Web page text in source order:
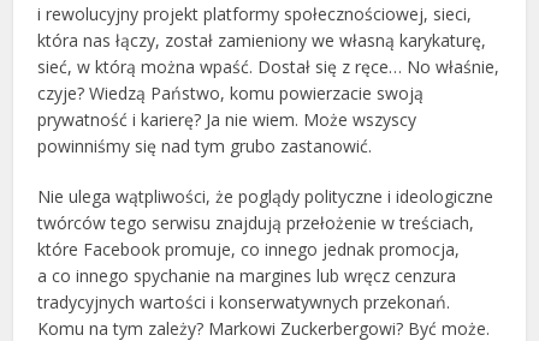
i rewolucyjny projekt platformy społecznościowej, sieci,
która nas łączy, został zamieniony we własną karykaturę,
sieć, w którą można wpaść. Dostał się z ręce… No właśnie,
czyje? Wiedzą Państwo, komu powierzacie swoją
prywatność i karierę? Ja nie wiem. Może wszyscy
powinniśmy się nad tym grubo zastanowić.
Nie ulega wątpliwości, że poglądy polityczne i ideologiczne
twórców tego serwisu znajdują przełożenie w treściach,
które Facebook promuje, co innego jednak promocja,
a co innego spychanie na margines lub wręcz cenzura
tradycyjnych wartości i konserwatywnych przekonań.
Komu na tym zależy? Markowi Zuckerbergowi? Być może.